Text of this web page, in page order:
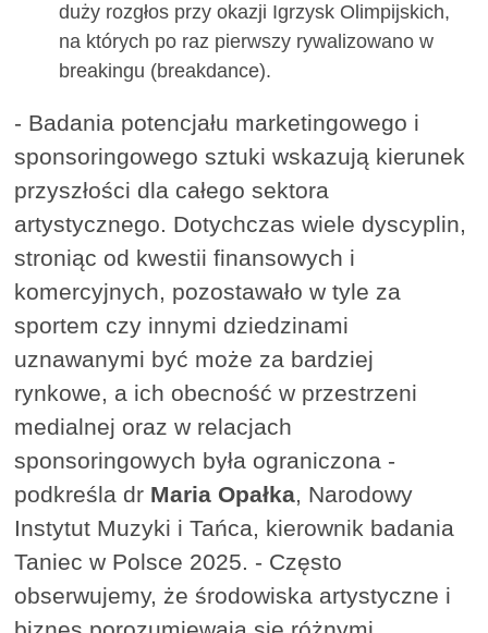
duży rozgłos przy okazji Igrzysk Olimpijskich,
na których po raz pierwszy rywalizowano w
breakingu (breakdance).
- Badania potencjału marketingowego i
sponsoringowego sztuki wskazują kierunek
przyszłości dla całego sektora
artystycznego. Dotychczas wiele dyscyplin,
stroniąc od kwestii finansowych i
komercyjnych, pozostawało w tyle za
sportem czy innymi dziedzinami
uznawanymi być może za bardziej
rynkowe, a ich obecność w przestrzeni
medialnej oraz w relacjach
sponsoringowych była ograniczona -
podkreśla dr Maria Opałka, Narodowy
Instytut Muzyki i Tańca, kierownik badania
Taniec w Polsce 2025. - Często
obserwujemy, że środowiska artystyczne i